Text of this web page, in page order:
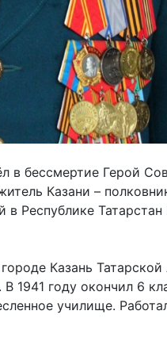
в бессмертие Герой
Казани –
Республике
Казань
В 1941 году окончил 6
училище.